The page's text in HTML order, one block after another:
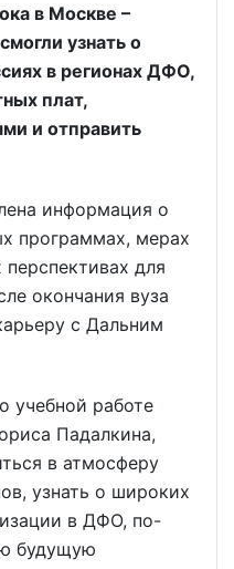
в Москве –
узнать о
в регионах ДФО,
плат,
и отправить
информация о
программах, мерах
для
окончания вуза
с Дальним
учебной работе
Падалкина,
в атмосферу
узнать о широких
в ДФО, по-
будущую